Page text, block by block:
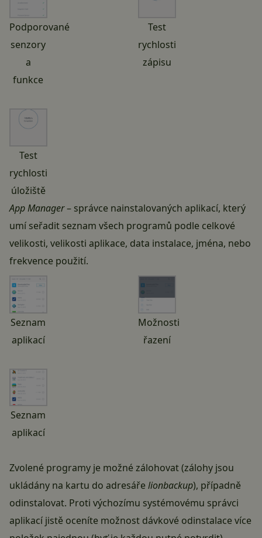
Podporované
senzory
a
funkce
Test
rychlosti
zápisu
Test
rychlosti
úložiště
App Manager– správce nainstalovaných aplikací, který
umí seřadit seznam všech programů podle celkové
velikosti, velikosti aplikace, data instalace, jména, nebo
frekvence použití.
Seznam
aplikací
Možnosti
řazení
Seznam
aplikací
Zvolené programy je možné zálohovat (zálohy jsou
ukládány na kartu do adresářelionbackup), případně
odinstalovat. Proti výchozímu systémovému správci
aplikací jistě oceníte možnost dávkové odinstalace více